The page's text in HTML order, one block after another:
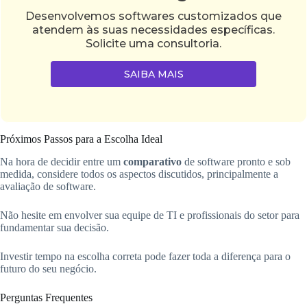
Desenvolvemos softwares customizados que
atendem às suas necessidades específicas.
Solicite uma consultoria.
SAIBA MAIS
Próximos Passos para a Escolha Ideal
Na hora de decidir entre um comparativo de software pronto e sob
medida, considere todos os aspectos discutidos, principalmente a
avaliação de software.
Não hesite em envolver sua equipe de TI e profissionais do setor para
fundamentar sua decisão.
Investir tempo na escolha correta pode fazer toda a diferença para o
futuro do seu negócio.
Perguntas Frequentes